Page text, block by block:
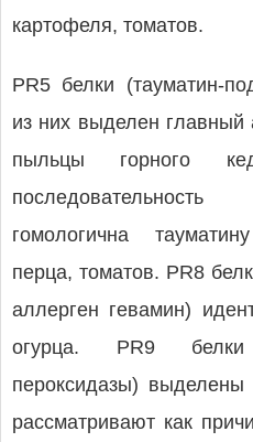
картофеля, томатов.
PR5 белки (тауматин-
из них выделен главный
пыльцы горного
гомологична
перца, томатов. PR8
аллерген гевамин)
огурца. PR9 белки
пероксидазы)
рассматривают как